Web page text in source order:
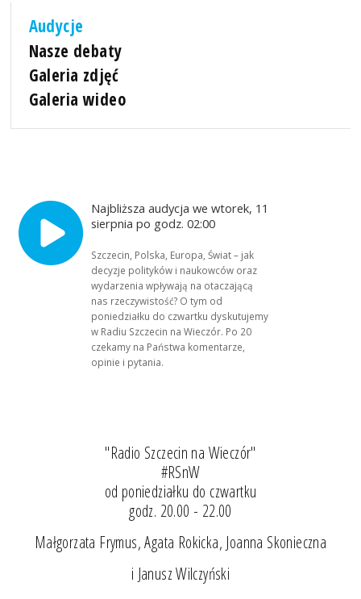
Audycje
Nasze debaty
Galeria zdjęć
Galeria wideo
Najbliższa audycja we wtorek, 11
sierpnia po godz. 02:00
Szczecin, Polska, Europa, Świat – jak
decyzje polityków i naukowców oraz
wydarzenia wpływają na otaczającą
nas rzeczywistość? O tym od
poniedziałku do czwartku dyskutujemy
w Radiu Szczecin na Wieczór. Po 20
czekamy na Państwa komentarze,
opinie i pytania.
"Radio Szczecin na Wieczór"
#RSnW
od poniedziałku do czwartku
godz. 20.00 - 22.00
Małgorzata Frymus, Agata Rokicka, Joanna Skonieczna
i Janusz Wilczyński